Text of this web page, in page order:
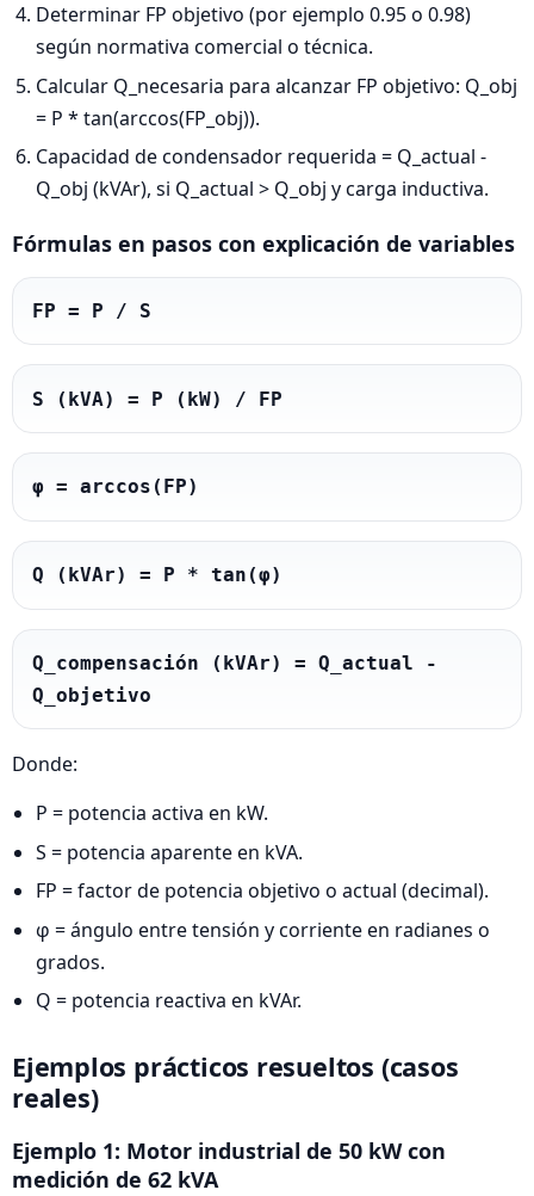
Determinar FP objetivo (por ejemplo 0.95 o 0.98)
según normativa comercial o técnica.
Calcular Q_necesaria para alcanzar FP objetivo: Q_obj
= P * tan(arccos(FP_obj)).
Capacidad de condensador requerida = Q_actual -
Q_obj (kVAr), si Q_actual > Q_obj y carga inductiva.
Fórmulas en pasos con explicación de variables
FP = P / S
S (kVA) = P (kW) / FP
φ = arccos(FP)
Q (kVAr) = P * tan(φ)
Q_compensación (kVAr) = Q_actual -
Q_objetivo
Donde:
P = potencia activa en kW.
S = potencia aparente en kVA.
FP = factor de potencia objetivo o actual (decimal).
φ = ángulo entre tensión y corriente en radianes o
grados.
Q = potencia reactiva en kVAr.
Ejemplos prácticos resueltos (casos
reales)
Ejemplo 1: Motor industrial de 50 kW con
medición de 62 kVA